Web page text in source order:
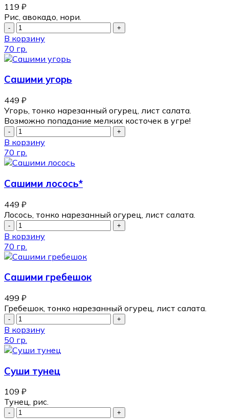
119 ₽
Рис, авокадо, нори.
В корзину
70 гр.
Сашими угорь
449 ₽
Угорь, тонко нарезанный огурец, лист салата.
Возможно попадание мелких косточек в угре!
В корзину
70 гр.
Сашими лосось*
449 ₽
Лосось, тонко нарезанный огурец, лист салата.
В корзину
70 гр.
Сашими гребешок
499 ₽
Гребешок, тонко нарезанный огурец, лист салата.
В корзину
50 гр.
Суши тунец
109 ₽
Тунец, рис.